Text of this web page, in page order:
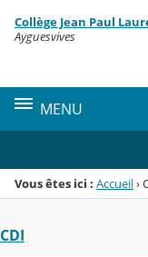
Menu de la
Contenu
Collège Jean Paul
Ayguesvives
MENU
Vous êtes ici : Accueil›
CDI